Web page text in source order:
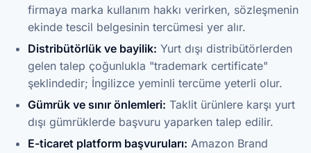
firmaya marka kullanım hakkı verirken, sözleşmenin
ekinde tescil belgesinin tercümesi yer alır.
Distribütörlük ve bayilik: Yurt dışı distribütörlerden
gelen talep çoğunlukla "trademark certificate"
şeklindedir; İngilizce yeminli tercüme yeterli olur.
Gümrük ve sınır önlemleri: Taklit ürünlere karşı yurt
dışı gümrüklerde başvuru yaparken talep edilir.
E-ticaret platform başvuruları: Amazon Brand